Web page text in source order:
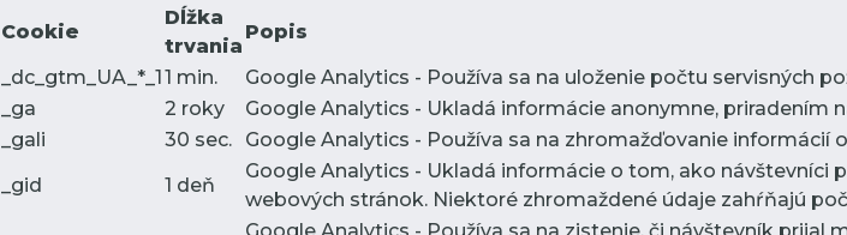
Cookie
Dĺžka
trvania
Popis
_dc_gtm_UA_*_11 min.
Google Analytics - Používa sa na uloženie počtu servisných
_ga
2 roky
Google Analytics - Ukladá informácie anonymne, priradením
_gali
30 sec.
Google Analytics - Používa sa na zhromažďovanie informácií
_gid
1 deň
Google Analytics - Ukladá informácie o tom, ako návštevníci
webových stránok. Niektoré zhromaždené údaje zahŕňajú